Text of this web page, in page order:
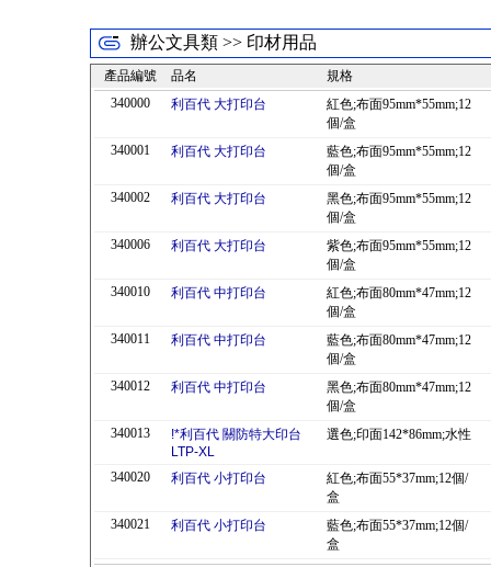
辦公文具類 >> 印材用品
產品編號 品名
規格
340000
利百代 大打印台
紅色;布面95mm*55mm;12
個/盒
340001
利百代 大打印台
藍色;布面95mm*55mm;12
個/盒
340002
利百代 大打印台
黑色;布面95mm*55mm;12
個/盒
340006
利百代 大打印台
紫色;布面95mm*55mm;12
個/盒
340010
利百代 中打印台
紅色;布面80mm*47mm;12
個/盒
340011
利百代 中打印台
藍色;布面80mm*47mm;12
個/盒
340012
利百代 中打印台
黑色;布面80mm*47mm;12
個/盒
340013
!*利百代 關防特大印台
LTP-XL
選色;印面142*86mm;水性
340020 利百代 小打印台
紅色;布面55*37mm;12個/
盒
340021
利百代 小打印台
藍色;布面55*37mm;12個/
盒